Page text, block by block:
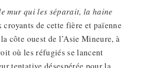
mur qui les séparait, la haine
de cette fière et païenne
côte ouest de l’Asie Mineure, à
où les réfugiés se lancent
tentative désespérée pour la